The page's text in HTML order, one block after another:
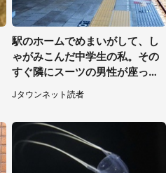
駅のホームでめまいがして、し
ゃがみこんだ中学生の私。その
すぐ隣にスーツの男性が座って
きて（千葉県・20代女性）
Jタウンネット読者